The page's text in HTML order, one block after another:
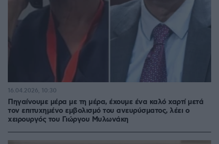
Πηγαίνουμε μέρα με τη μέρα, έχουμε ένα καλό χαρτί μετά
τον επιτυχημένο εμβολισμό του ανευρύσματος, λέει ο
χειρουργός του Γιώργου Μυλωνάκη
16.04.2026, 10:30